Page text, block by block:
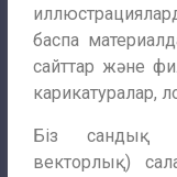
баспа
сайттар және
карикатуралар,
Біз сандық
векторлық)